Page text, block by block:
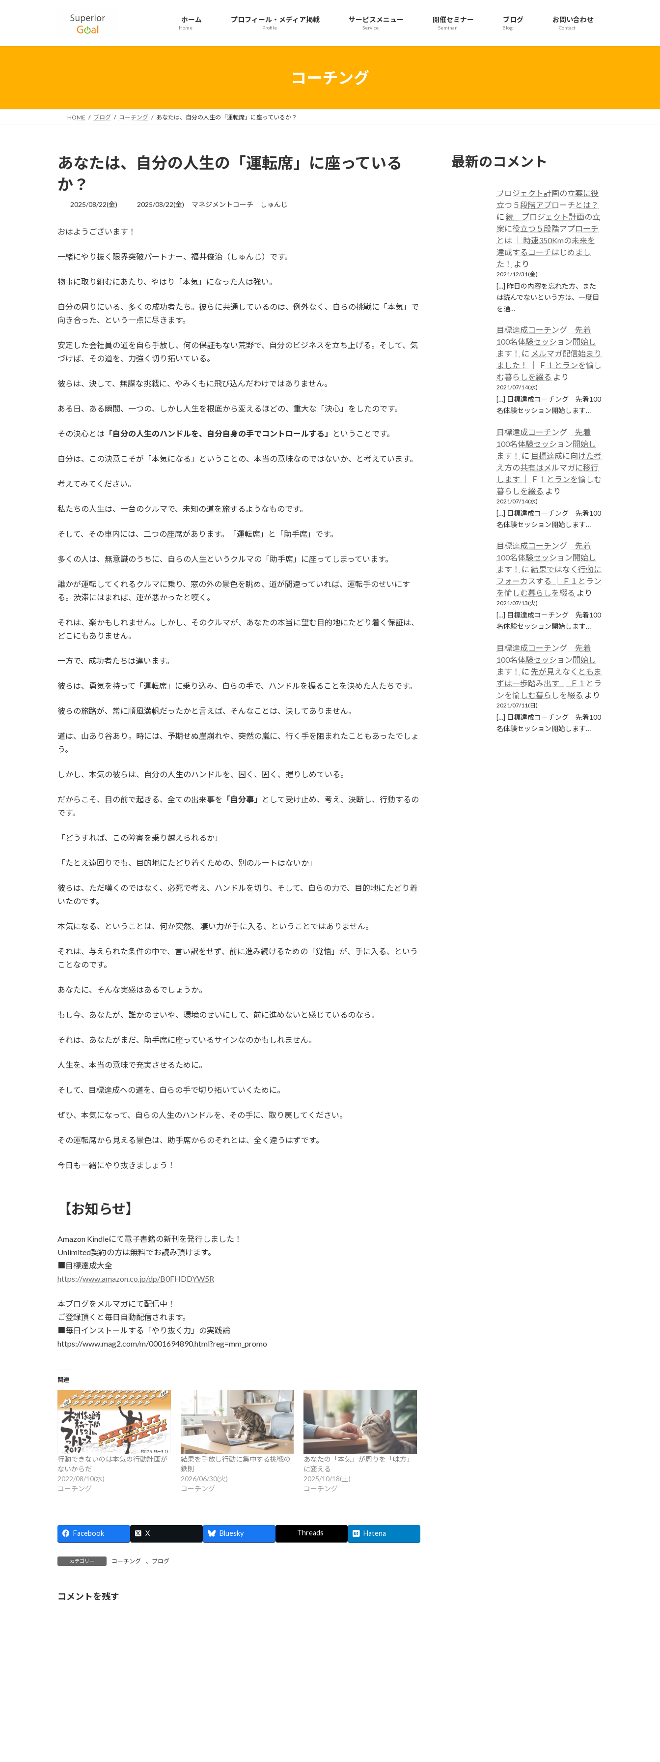
プ
動
ホーム
Home
プロフィール・メディア掲載
Profile
サービスメニュー
Service
開催セミナー
Seminar
ブログ
Blog
お問い合わせ
Contact
コーチング
HOME ブログ コーチング あなたは、自分の人生の「運転席」に座っているか？
あなたは、自分の人生の「運転席」に座っている
か？
2025/08/22(金)
最
時
:
2025/08/22(金) マネジメントコーチ しゅんじ
おはようございます！
一緒にやり抜く限界突破パートナー、福井俊治（しゅんじ）です。
物事に取り組むにあたり、やはり「本気」になった人は強い。
自分の周りにいる、多くの成功者たち。彼らに共通しているのは、例外なく、自らの挑戦に「本気」で
向き合った、という一点に尽きます。
安定した会社員の道を自ら手放し、何の保証もない荒野で、自分のビジネスを立ち上げる。そして、気
づけば、その道を、力強く切り拓いている。
彼らは、決して、無謀な挑戦に、やみくもに飛び込んだわけではありません。
ある日、ある瞬間、一つの、しかし人生を根底から変えるほどの、重大な「決心」をしたのです。
その決心とは 「自分の人生のハンドルを、自分自身の手でコントロールする」 ということです。
自分は、この決意こそが「本気になる」ということの、本当の意味なのではないか、と考えています。
考えてみてください。
私たちの人生は、一台のクルマで、未知の道を旅するようなものです。
そして、その車内には、二つの座席があります。「運転席」と「助手席」です。
多くの人は、無意識のうちに、自らの人生というクルマの「助手席」に座ってしまっています。
誰かが運転してくれるクルマに乗り、窓の外の景色を眺め、道が間違っていれば、運転手のせいにす
る。渋滞にはまれば、運が悪かったと嘆く。
それは、楽かもしれません。しかし、そのクルマが、あなたの本当に望む目的地にたどり着く保証は、
どこにもありません。
一方で、成功者たちは違います。
彼らは、勇気を持って「運転席」に乗り込み、自らの手で、ハンドルを握ることを決めた人たちです。
彼らの旅路が、常に順風満帆だったかと言えば、そんなことは、決してありません。
道は、山あり谷あり。時には、予期せぬ崖崩れや、突然の嵐に、行く手を阻まれたこともあったでしょ
う。
しかし、本気の彼らは、自分の人生のハンドルを、固く、固く、握りしめている。
だからこそ、目の前で起きる、全ての出来事を 「自分事」
として受け止め、考え、決断し、行動するの
です。
「どうすれば、この障害を乗り越えられるか」
「たとえ遠回りでも、目的地にたどり着くための、別のルートはないか」
彼らは、ただ嘆くのではなく、必死で考え、ハンドルを切り、そして、自らの力で、目的地にたどり着
いたのです。
本気になる、ということは、何か突然、 凄い力が手に入る、ということではありません。
それは、与えられた条件の中で、言い訳をせず、前に進み続けるための「覚悟」が、手に入る、という
ことなのです。
あなたに、そんな実感はあるでしょうか。
もし今、あなたが、誰かのせいや、環境のせいにして、前に進めないと感じているのなら。
それは、あなたがまだ、助手席に座っているサインなのかもしれません。
人生を、本当の意味で充実させるために。
そして、目標達成への道を、自らの手で切り拓いていくために。
ぜひ、本気になって、自らの人生のハンドルを、その手に、取り戻してください。
その運転席から見える景色は、助手席からのそれとは、全く違うはずです。
今日も一緒にやり抜きましょう！
【お知らせ】
Amazon Kindleにて電子書籍の新刊を発行しました！
Unlimited契約の方は無料でお読み頂けます。
■目標達成大全
https://www.amazon.co.jp/dp/B0FHDDYW5R
本ブログをメルマガにて配信中！
ご登録頂くと毎日自動配信されます。
■毎日インストールする「やり抜く力」の実践論
https://www.mag2.com/m/0001694890.html?reg=mm_promo
関連
行動できないのは本気の行動計画が
ないからだ
2022/08/10(水)
コーチング
結果を手放し行動に集中する挑戦の
鉄則
2026/06/30(火)
コーチング
あなたの「本気」が周りを「味方」
に変える
2025/10/18(土)
コーチング
Facebook X Bluesky Threads Hatena
カテゴリー コーチング 、 ブログ
コメントを残す
最新のコメント
プロジェクト計画の立案に役
立つ５段階アプローチとは？
に続 プロジェクト計画の立
案に役立つ５段階アプローチ
とは │ 時速350Kmの未来を
達成するコーチはじめまし
た！
より
2021/12/31(金)
[…] 昨日の内容を忘れた方、また
は読んでないという方は、一度目
を通…
目標達成コーチング 先着
100名体験セッション開始し
ます！
に メルマガ配信始まり
ました！ │ Ｆ１とランを愉し
む暮らしを綴る より
2021/07/14(水)
[…] 目標達成コーチング 先着100
名体験セッション開始します…
目標達成コーチング 先着
100名体験セッション開始し
ます！
に 目標達成に向けた考
え方の共有はメルマガに移行
します │ Ｆ１とランを愉しむ
暮らしを綴る より
2021/07/14(水)
[…] 目標達成コーチング 先着100
名体験セッション開始します…
目標達成コーチング 先着
100名体験セッション開始し
ます！
に結果ではなく行動に
フォーカスする │ Ｆ１とラン
を愉しむ暮らしを綴る より
2021/07/13(火)
[…] 目標達成コーチング 先着100
名体験セッション開始します…
目標達成コーチング 先着
100名体験セッション開始し
ます！
に先が見えなくともま
ずは一歩踏み出す │ Ｆ１とラ
ンを愉しむ暮らしを綴る より
2021/07/11(日)
[…] 目標達成コーチング 先着100
名体験セッション開始します…